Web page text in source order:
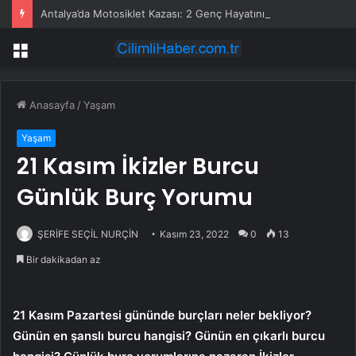
Antalya’da Motosiklet Kazası: 2 Genç Hayatını Kaybetti
Menü
Anasayfa /Yaşam
Yaşam
21 Kasım İkizler Burcu
Günlük Burç Yorumu
ŞERİFE SEÇİL NURÇİN Kasım 23, 2022 0 13
Bir dakikadan az
21 Kasım Pazartesi gününde burçları neler bekliyor?
Günün en şanslı burcu hangisi? Günün en çıkarlı burcu